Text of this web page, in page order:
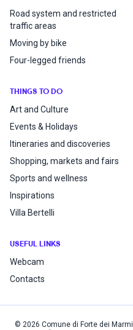
Road system and restricted
traffic areas
Moving by bike
Four-legged friends
THINGS TO DO
Art and Culture
Events & Holidays
Itineraries and discoveries
Shopping, markets and fairs
Sports and wellness
Inspirations
Villa Bertelli
USEFUL LINKS
Webcam
Contacts
© 2026 Comune di Forte dei Marmi